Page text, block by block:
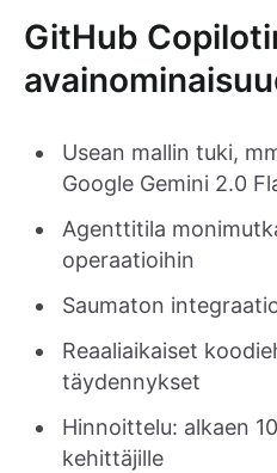
GitHub
Usean mallin tuki,
Google Gemini 2.0
Agenttitila
operaatioihin
Saumaton
Reaaliaikaiset
täydennykset
Hinnoittelu: alkaen
kehittäjille